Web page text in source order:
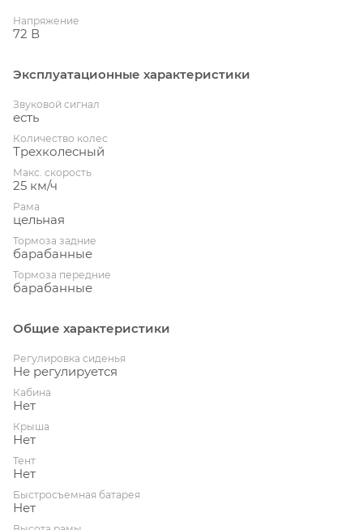
Напряжение
72 В
Эксплуатационные характеристики
Звуковой сигнал
есть
Количество колес
Трехколесный
Макс. скорость
25 км/ч
Рама
цельная
Тормоза задние
барабанные
Тормоза передние
барабанные
Общие характеристики
Регулировка сиденья
Не регулируется
Кабина
Нет
Крыша
Нет
Тент
Нет
Быстросъемная батарея
Нет